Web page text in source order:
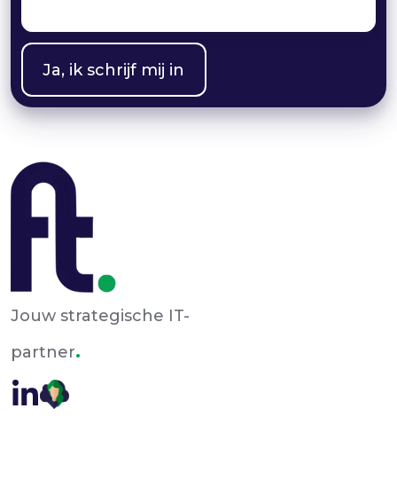
Jouw strategische IT-
partner.